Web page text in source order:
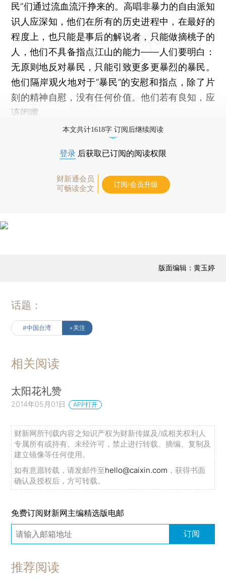
民”们通过流血流汗挣来的。高唱非暴力的自由派知
识人应深知，他们在所有的历史进程中，在最好的
程度上，也只能是事后的解说者，只能做摘桃子的
人，他们不具备指点江山的能力——人们要明白：
无原则地反对暴民，只能引致更多更暴烈的暴民。
他们隔岸观火地对于“暴民”的安慰和指点，除了片
刻的精神自慰，没有任何价值。他们若有良知，应
该闭嘴。
本文共计1618字 订阅后继续阅读
登录 后获取已订阅的阅读权限
财新通会员
可畅读全文
订阅/会员升级
版面编辑：黄玉婷
话题：
#中国台湾 +关注
相关阅读
太阳花礼赞
2014年05月01日 APP打开
财新网所刊载内容之知识产权为财新传媒及/或相关权利人
专属所有或持有。未经许可，禁止进行转载、摘编、复制及
建立镜像等任何使用。
如有意愿转载，请发邮件至hello@caixin.com ，获得书面
确认及授权后，方可转载。
免费订阅财新网主编精选版电邮
订阅
推荐阅读